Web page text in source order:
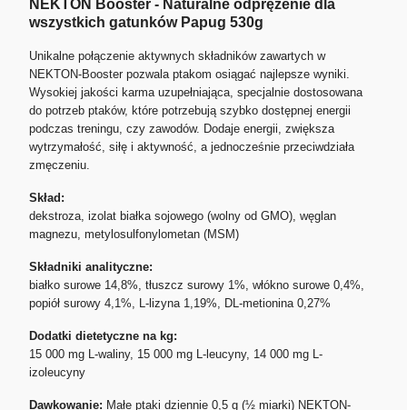
NEKTON Booster - Naturalne odprężenie dla
wszystkich gatunków Papug 530g
Unikalne połączenie aktywnych składników zawartych w
NEKTON-Booster pozwala ptakom osiągać najlepsze wyniki.
Wysokiej jakości karma uzupełniająca, specjalnie dostosowana
do potrzeb ptaków, które potrzebują szybko dostępnej energii
podczas treningu, czy zawodów. Dodaje energii, zwiększa
wytrzymałość, siłę i aktywność, a jednocześnie przeciwdziała
zmęczeniu.
Skład:
dekstroza, izolat białka sojowego (wolny od GMO), węglan
magnezu, metylosulfonylometan (MSM)
Składniki analityczne:
białko surowe 14,8%, tłuszcz surowy 1%, włókno surowe 0,4%,
popiół surowy 4,1%, L-lizyna 1,19%, DL-metionina 0,27%
Dodatki dietetyczne na kg:
15 000 mg L-waliny, 15 000 mg L-leucyny, 14 000 mg L-
izoleucyny
Dawkowanie: Małe ptaki dziennie 0,5 g (½ miarki) NEKTON-